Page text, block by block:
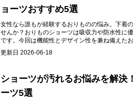
ョーツおすすめ5選
女性なら誰もが経験するおりものの悩み。下着
せんか？おりものショーツは吸収力や防水性に
です。今回は機能性とデザイン性を兼ね備えた
更新日 2026-06-18
ショーツが汚れるお悩みを解決
ーツ5選